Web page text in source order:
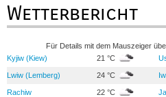
Wetterbericht
Für Details mit dem Mauszeiger
Kyjiw (Kiew)
21 °C
Lwiw (Lemberg) 24 °C
Rachiw 22 °C